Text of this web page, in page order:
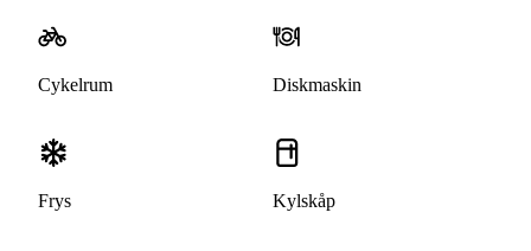
Cykelrum Diskmaskin
Frys Kylskåp